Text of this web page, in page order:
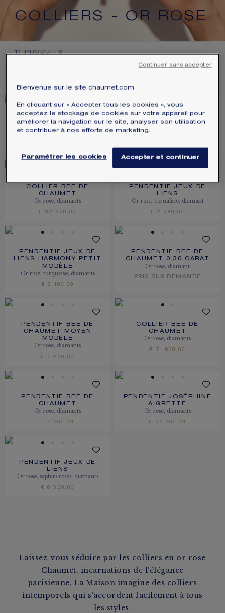
COLLIERS - OR ROSE
11PRODUITS
PENDENTIF BEE DE
CHAUMET
COLLIER BEE DE
Or rose, diamants
€ 37 100,00
COLLIER BEE DE
CHAUMET
Or rose, diamants
€ 32 600,00
PENDENTIF JEUX DE
LIENS
Or rose, cornaline, diamant
€ 2 280,00
PENDENTIF JEUX DE
LIENS HARMONY PETIT
MODÈLE
Or rose, turquoise, diamants
€ 3 100,00
PENDENTIF BEE DE
CHAUMET 0,30 CARAT
Or rose, diamant
PRIX SUR DEMANDE
PENDENTIF BEE DE
CHAUMET MOYEN
MODÈLE
Or rose, diamants
€ 7 200,00
COLLIER BEE DE
CHAUMET
Or rose, diamants
€ 71 600,00
PENDENTIF BEE DE
CHAUMET
Or rose, diamants
€ 7 600,00
PENDENTIF JOSÉPHINE
AIGRETTE
Or rose, diamants
€ 36 600,00
PENDENTIF JEUX DE
LIENS
Or rose, saphirs roses, diamants
€ 8 300,00
Laissez-vous séduire par les colliers en or rose
Chaumet, incarnations de l’élégance
parisienne. La Maison imagine des colliers
intemporels qui s’accordent facilement à tous
les styles.
ÉCRIN ET EMBALLAGE SIGNATURE
GARANTIE ET AUTHENTICITÉ
Bienvenue sur le site chaumet.com
En cliquant sur « Accepter tous les cookies », vous
acceptez le stockage de cookies sur votre appareil pour
améliorer la navigation sur le site, analyser son utilisation
et contribuer à nos efforts de marketing.
Paramétrer les cookies Accepter et continuer
Continuer sans accepter